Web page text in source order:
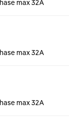
max 32A
max 32A
max 32A